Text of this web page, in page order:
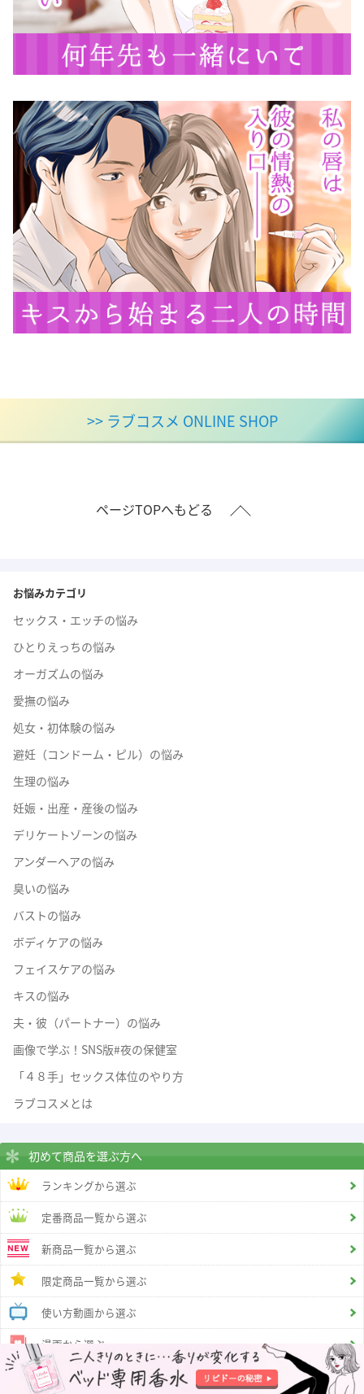
>> ラブコスメ ONLINE SHOP
ページTOPへもどる
お悩みカテゴリ
セックス・エッチの悩み
ひとりえっちの悩み
オーガズムの悩み
愛撫の悩み
処女・初体験の悩み
避妊（コンドーム・ピル）の悩み
生理の悩み
妊娠・出産・産後の悩み
デリケートゾーンの悩み
アンダーヘアの悩み
臭いの悩み
バストの悩み
ボディケアの悩み
フェイスケアの悩み
キスの悩み
夫・彼（パートナー）の悩み
画像で学ぶ！SNS版#夜の保健室
「４８手」セックス体位のやり方
ラブコスメとは
初めて商品を選ぶ方へ
ランキングから選ぶ
定番商品一覧から選ぶ
新商品一覧から選ぶ
限定商品一覧から選ぶ
使い方動画から選ぶ
漫画から選ぶ